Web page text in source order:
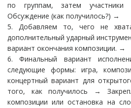
по группам, затем
Обсуждение (как получилось?) →
5. Добавляем то, чего не
дополнительный ударный
вариант окончания композиции. →
6. Финальный вариант
следующие формы: игра,
концертный вариант для
того, как получилось →
композиции или остановка на